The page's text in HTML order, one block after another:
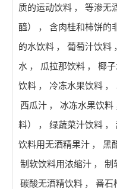
质的运动饮料 ， 等渗无
醯）
， 含肉桂和柿饼的
的水饮料 ， 葡萄汁饮料
水 ， 瓜拉那饮料 ， 椰
饮料 ， 冷冻水果饮料 ，
西瓜汁 ， 冰冻水果饮料
料）
， 绿蔬菜汁饮料 ，
饮料用无酒精果汁 ， 黑
制软饮料用浓缩汁 ， 制
碳酸无酒精饮料 ， 番石